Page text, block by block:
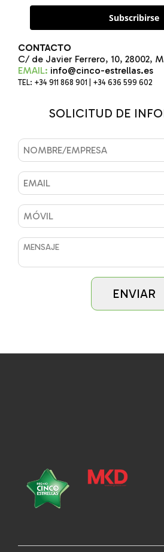
Subscribirse
CONTACTO
C/ de Javier Ferrero, 10, 28002,
EMAIL: info@cinco-estrellas.es
TEL: +34 911 868 901 | +34 636 599 602
SOLICITUD DE